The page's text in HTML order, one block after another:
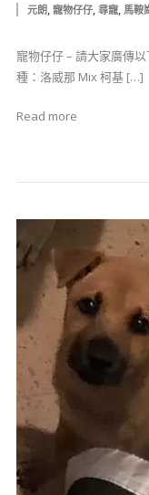
元朗, 寵物仔仔, 尋寵, 馬鞍
寵物仔仔 – 請大家廣傳
種：洛威那 Mix 柯基 […]
Read more